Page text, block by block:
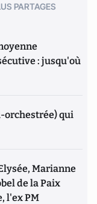
PARTAGES
: jusqu'où
orchestrée) qui
Marianne
de la Paix
l'ex PM